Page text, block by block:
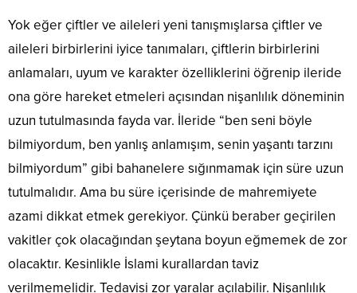
Yok eğer çiftler ve aileleri yeni tanışmışlarsa çiftler ve
aileleri birbirlerini iyice tanımaları, çiftlerin birbirlerini
anlamaları, uyum ve karakter özelliklerini öğrenip ileride
ona göre hareket etmeleri açısından nişanlılık döneminin
uzun tutulmasında fayda var. İleride “ben seni böyle
bilmiyordum, ben yanlış anlamışım, senin yaşantı tarzını
bilmiyordum” gibi bahanelere sığınmamak için süre uzun
tutulmalıdır. Ama bu süre içerisinde de mahremiyete
azami dikkat etmek gerekiyor. Çünkü beraber geçirilen
vakitler çok olacağından şeytana boyun eğmemek de zor
olacaktır. Kesinlikle İslami kurallardan taviz
verilmemelidir. Tedavisi zor yaralar açılabilir. Nişanlılık